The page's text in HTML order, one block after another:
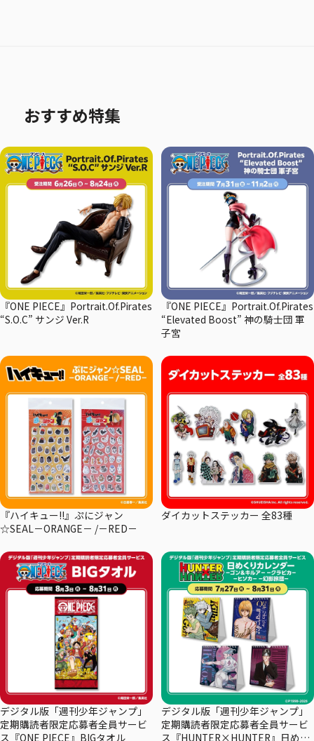
おすすめ特集
『ONE PIECE』Portrait.Of.Pirates
“S.O.C” サンジ Ver.R
『ONE PIECE』Portrait.Of.Pirates
“Elevated Boost” 神の騎士団 軍
子宮
『ハイキュー!!』ぷにジャン
☆SEAL－ORANGE－ /－RED－
ダイカットステッカー 全83種
デジタル版「週刊少年ジャンプ」
定期購読者限定応募者全員サービ
ス『ONE PIECE』BIGタオル
デジタル版「週刊少年ジャンプ」
定期購読者限定応募者全員サービ
ス『HUNTER×HUNTER』日めく